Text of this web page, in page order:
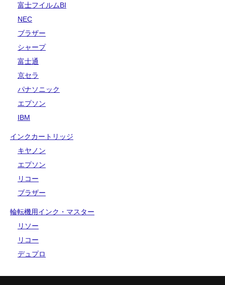
富士フイルムBI
NEC
ブラザー
シャープ
富士通
京セラ
パナソニック
エプソン
IBM
インクカートリッジ
キヤノン
エプソン
リコー
ブラザー
輪転機用インク・マスター
リソー
リコー
デュプロ